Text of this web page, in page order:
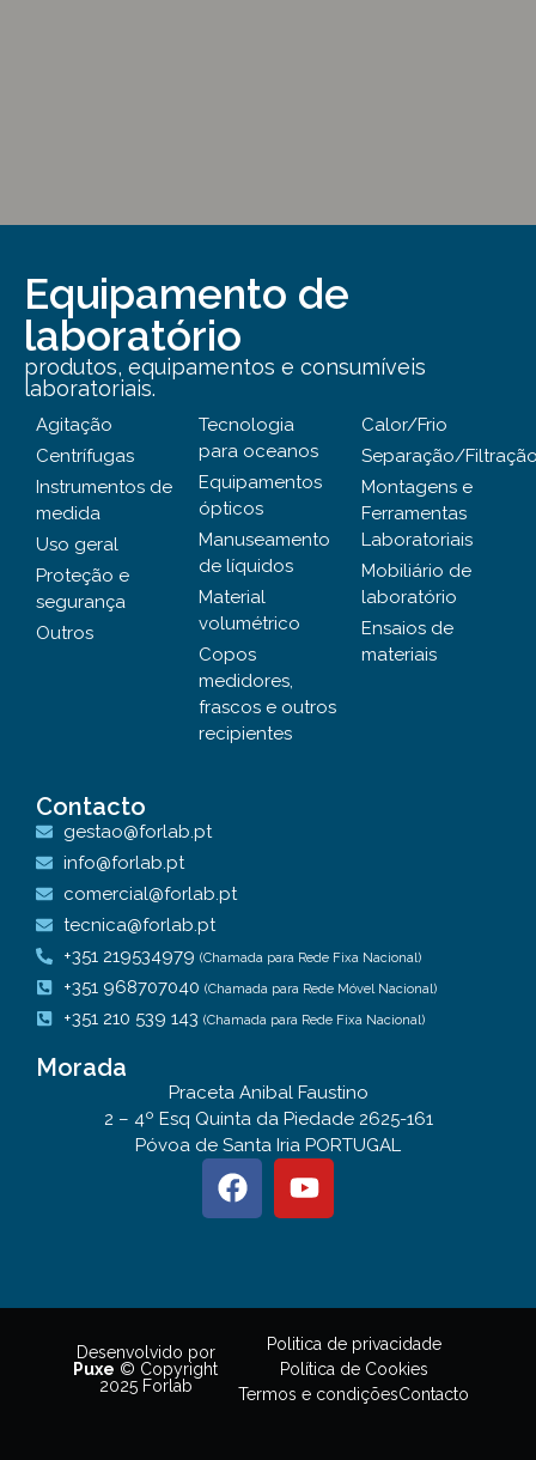
Equipamento de
laboratório
produtos, equipamentos e consumíveis
laboratoriais.
Agitação
Centrífugas
Instrumentos de
medida
Uso geral
Proteção e
segurança
Outros
Tecnologia
para oceanos
Equipamentos
ópticos
Manuseamento
de líquidos
Material
volumétrico
Copos
medidores,
frascos e outros
recipientes
Calor/Frio
Separação/
Montagens e
Ferramentas
Laboratoriais
Mobiliário de
laboratório
Ensaios de
materiais
Contacto
gestao@forlab.pt
info@forlab.pt
comercial@forlab.pt
tecnica@forlab.pt
+351 219534979 (Chamada para Rede Fixa Nacional)
+351 968707040 (Chamada para Rede Móvel Nacional)
+351 210 539 143 (Chamada para Rede Fixa Nacional)
Morada
Praceta Anibal Faustino
2 – 4º Esq Quinta da Piedade 2625-161
Póvoa de Santa Iria PORTUGAL
Desenvolvido por
Puxe © Copyright
2025 Forlab
Politica de privacidade
Política de Cookies
Termos e condiçõesContacto